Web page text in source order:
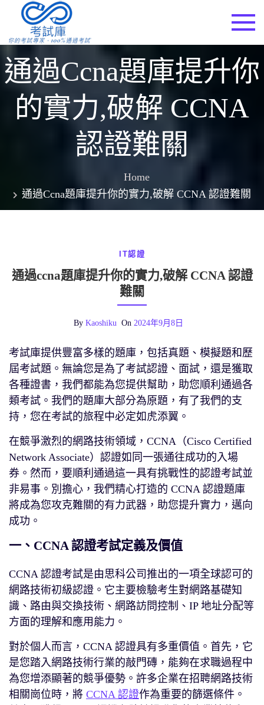
content
通過ccna題庫提升你
的實力,破解 CCNA
認證難關
Home
通過ccna題庫提升你的實力,破解 CCNA 認證難關
IT認證
通過ccna題庫提升你的實力,破解 CCNA 認證
難關
By Kaoshiku On 2024年9月8日
考試庫提供豐富多樣的題庫，包括真題、模擬題和歷
屆考試題。無論您是為了考試認證、面試，還是獲取
各種證書，我們都能為您提供幫助，助您順利通過各
類考試。我們的題庫大部分為原題，有了我們的支
持，您在考試的旅程中必定如虎添翼。
在競爭激烈的網路技術領域，CCNA（Cisco Certified
Network Associate）認證如同一張通往成功的入場
券。然而，要順利通過這一具有挑戰性的認證考試並
非易事。別擔心，我們精心打造的 CCNA 認證題庫
將成為您攻克難關的有力武器，助您提升實力，邁向
成功。
一、CCNA 認證考試定義及價值
CCNA 認證考試是由思科公司推出的一項全球認可的
網路技術初級認證。它主要檢驗考生對網路基礎知
識、路由與交換技術、網路訪問控制、IP 地址分配等
方面的理解和應用能力。
對於個人而言，CCNA 認證具有多重價值。首先，它
是您踏入網路技術行業的敲門磚，能夠在求職過程中
為您增添顯著的競爭優勢。許多企業在招聘網路技術
相關崗位時，將 CCNA 認證作為重要的篩選條件。